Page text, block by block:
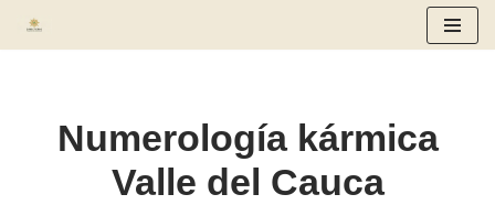
Numerología kármica
Valle del Cauca